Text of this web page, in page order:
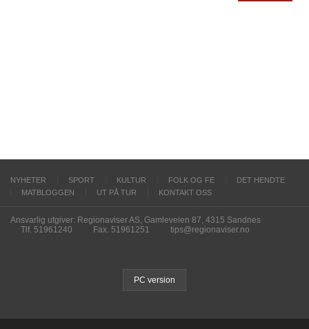
NYHETER SPORT KULTUR FOLK OG FE
DET HENDTE
MATBLOGGEN
UT PÅ TUR KONTAKT OSS
Ansvarlig utgiver: Regionaviser AS, Gamleveien 87, 4315 Sandnes
Tlf. 51961240
Fax. 51961251 tips@regionaviser.no
PC version